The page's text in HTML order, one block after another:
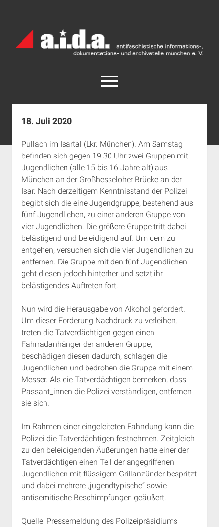
Archiv
München
open
menu
facebook
rss info@aida-archiv.de
Aktuelles
Termine
open
dropdown
menu
Antifaschistische Termine im Süden
Antifaschistische Termine in München
Rechte Termine im Süden
Rechte Termine München
Chronologie
Das Archiv
open
dropdown
menu
a.i.d.a. e. V. unterstützen
Über a.i.d.a.
RSS-Feeds, Twitter & Facebook
Bibliothek
Kontakt & PGP-Key
Impressum
18. Juli 2020
Pullach im Isartal (Lkr. München). Am Samstag
befinden sich gegen 19.30 Uhr zwei Gruppen mit
Jugendlichen (alle 15 bis 16 Jahre alt) aus
München an der Großhesseloher Brücke an der
Isar. Nach derzeitigem Kenntnisstand der Polizei
begibt sich die eine Jugendgruppe, bestehend aus
fünf Jugendlichen, zu einer anderen Gruppe von
vier Jugendlichen. Die größere Gruppe tritt dabei
belästigend und beleidigend auf. Um dem zu
entgehen, versuchen sich die vier Jugendlichen zu
entfernen. Die Gruppe mit den fünf Jugendlichen
geht diesen jedoch hinterher und setzt ihr
belästigendes Auftreten fort.
Nun wird die Herausgabe von Alkohol gefordert.
Um dieser Forderung Nachdruck zu verleihen,
treten die Tatverdächtigen gegen einen
Fahrradanhänger der anderen Gruppe,
beschädigen diesen dadurch, schlagen die
Jugendlichen und bedrohen die Gruppe mit einem
Messer. Als die Tatverdächtigen bemerken, dass
Passant_innen die Polizei verständigen, entfernen
sie sich.
Im Rahmen einer eingeleiteten Fahndung kann die
Polizei die Tatverdächtigen festnehmen. Zeitgleich
zu den beleidigenden Äußerungen hatte einer der
Tatverdächtigen einen Teil der angegriffenen
Jugendlichen mit flüssigem Grillanzünder bespritzt
und dabei mehrere „jugendtypische“ sowie
antisemitische Beschimpfungen geäußert.
Quelle: Pressemeldung des Polizeipräsidiums